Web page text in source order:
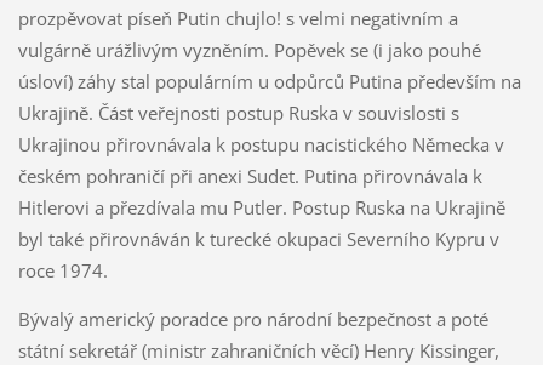
prozpěvovat píseň Putin chujlo! s velmi negativním a
vulgárně urážlivým vyzněním. Popěvek se (i jako pouhé
úsloví) záhy stal populárním u odpůrců Putina především na
Ukrajině. Část veřejnosti postup Ruska v souvislosti s
Ukrajinou přirovnávala k postupu nacistického Německa v
českém pohraničí při anexi Sudet. Putina přirovnávala k
Hitlerovi a přezdívala mu Putler. Postup Ruska na Ukrajině
byl také přirovnáván k turecké okupaci Severního Kypru v
roce 1974.
Bývalý americký poradce pro národní bezpečnost a poté
státní sekretář (ministr zahraničních věcí) Henry Kissinger,